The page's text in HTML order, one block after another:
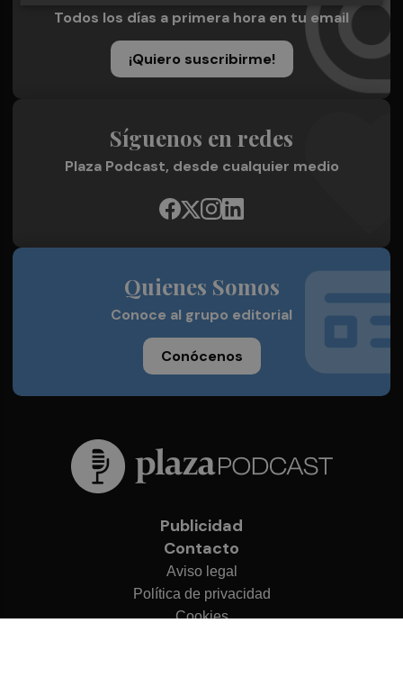
Todos los días a primera hora en tu email
¡Quiero suscribirme!
Síguenos en redes
Plaza Podcast, desde cualquier medio
Quienes Somos
Conoce al grupo editorial
Conócenos
Publicidad
Contacto
Aviso legal
Política de privacidad
Cookies